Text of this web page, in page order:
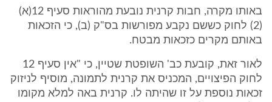
באותו מקרה, חבות קרנית נובעת מהוראות סעיף 12(א)
(2) לחוק כששם נקבע מפורשות בס"ק (ב), כי הזכאות
באותם מקרים כזכאות מבטח.
לאור זאת, קובעת כב' השופטת שטיין, כי "אין סעיף 12
לחוק הפיצויים, המכניס את קרנית לתמונה, מוסיף לניזוק
זכאות נוספת על זו שהיתה לו. קרנית באה למלא מקומו